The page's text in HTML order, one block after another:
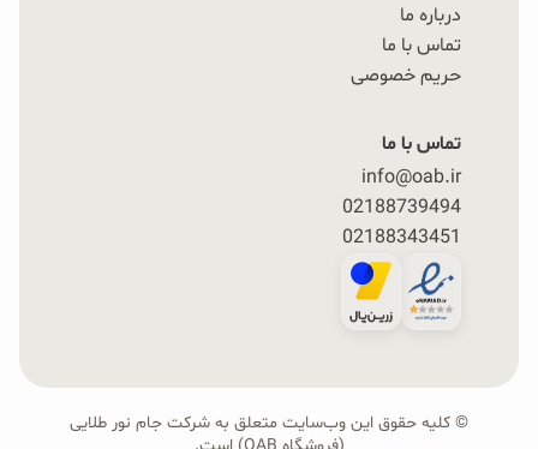
درباره ما
تماس با ما
حریم خصوصی
تماس با ما
info@oab.ir
02188739494
02188343451
© کلیه حقوق این وب‌سایت متعلق به شرکت جام نور طلایی